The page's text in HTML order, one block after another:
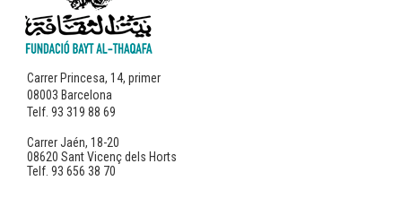
Carrer Princesa, 14, primer
08003 Barcelona
Telf. 93 319 88 69
Carrer Jaén, 18-20
08620 Sant Vicenç dels Horts
Telf. 93 656 38 70